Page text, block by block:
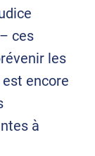
ces
les
encore
à